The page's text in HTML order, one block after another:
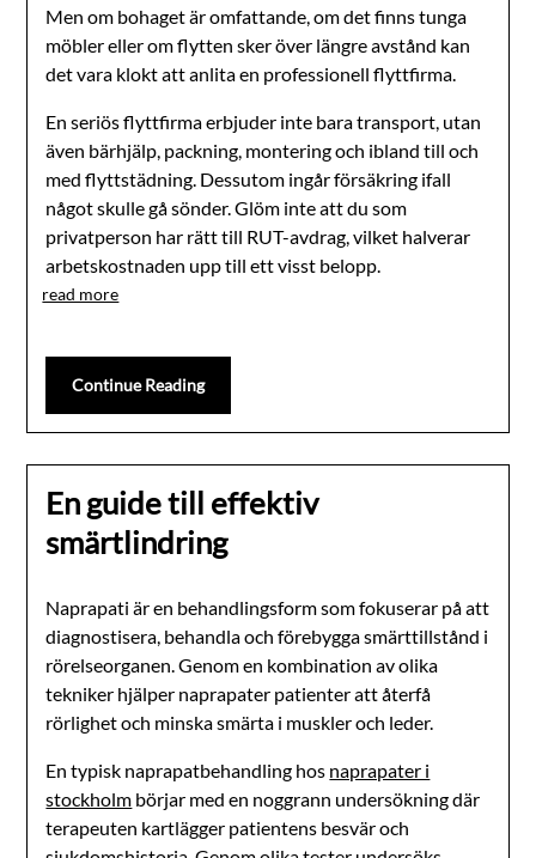
Men om bohaget är omfattande, om det finns tunga
möbler eller om flytten sker över längre avstånd kan
det vara klokt att anlita en professionell flyttfirma.
En seriös flyttfirma erbjuder inte bara transport, utan
även bärhjälp, packning, montering och ibland till och
med flyttstädning. Dessutom ingår försäkring ifall
något skulle gå sönder. Glöm inte att du som
privatperson har rätt till RUT-avdrag, vilket halverar
arbetskostnaden upp till ett visst belopp.
read more
Continue Reading
En guide till effektiv
smärtlindring
Naprapati är en behandlingsform som fokuserar på att
diagnostisera, behandla och förebygga smärttillstånd i
rörelseorganen. Genom en kombination av olika
tekniker hjälper naprapater patienter att återfå
rörlighet och minska smärta i muskler och leder.
En typisk naprapatbehandling hos naprapater i
stockholm börjar med en noggrann undersökning där
terapeuten kartlägger patientens besvär och